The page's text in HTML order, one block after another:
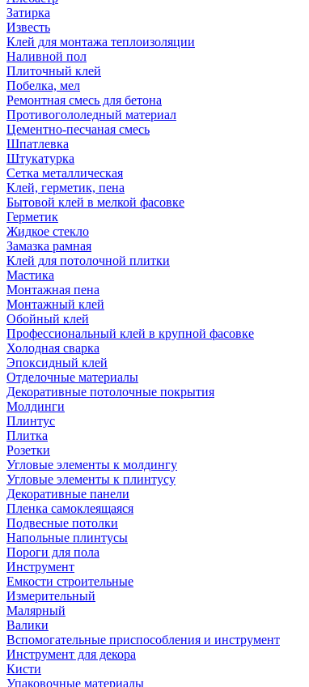
Затирка
Известь
Клей для монтажа теплоизоляции
Наливной пол
Плиточный клей
Побелка, мел
Ремонтная смесь для бетона
Противогололедный материал
Цементно-песчаная смесь
Шпатлевка
Штукатурка
Сетка металлическая
Клей, герметик, пена
Бытовой клей в мелкой фасовке
Герметик
Жидкое стекло
Замазка рамная
Клей для потолочной плитки
Мастика
Монтажная пена
Монтажный клей
Обойный клей
Профессиональный клей в крупной фасовке
Холодная сварка
Эпоксидный клей
Отделочные материалы
Декоративные потолочные покрытия
Молдинги
Плинтус
Плитка
Розетки
Угловые элементы к молдингу
Угловые элементы к плинтусу
Декоративные панели
Пленка самоклеящаяся
Подвесные потолки
Напольные плинтусы
Пороги для пола
Инструмент
Емкости строительные
Измерительный
Малярный
Валики
Вспомогательные приспособления и инструмент
Инструмент для декора
Кисти
Упаковочные материалы